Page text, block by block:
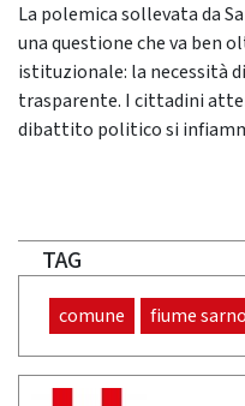
La polemica sollevata da
una questione che va ben
istituzionale: la necessità
trasparente. I cittadini
dibattito politico si
TAG
comune fiume sarno